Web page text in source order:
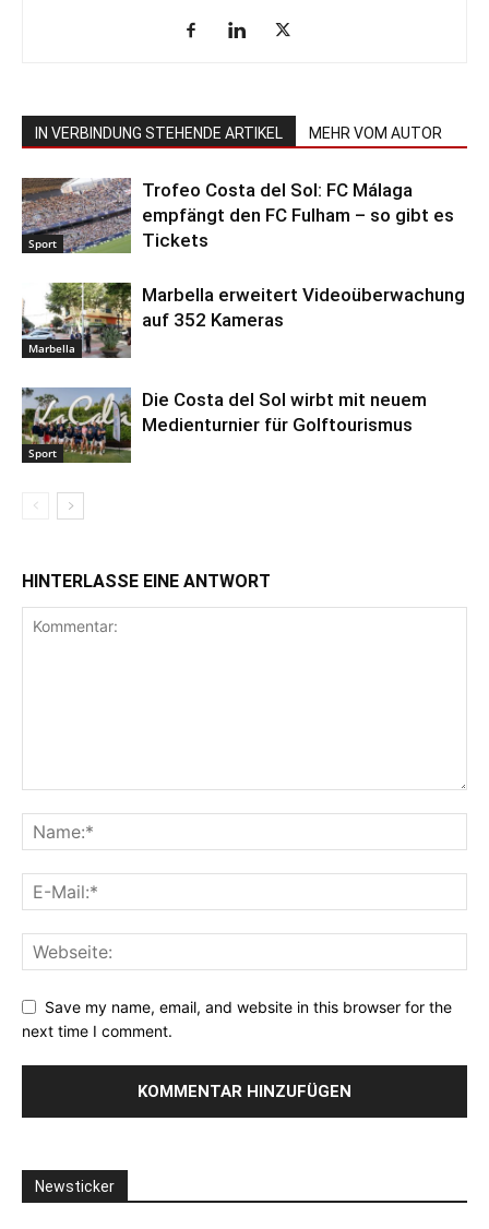
IN VERBINDUNG STEHENDE ARTIKEL MEHR VOM AUTOR
Sport
Trofeo Costa del Sol: FC Málaga
empfängt den FC Fulham – so gibt es
Tickets
Marbella
Marbella erweitert Videoüberwachung
auf 352 Kameras
Sport
Die Costa del Sol wirbt mit neuem
Medienturnier für Golftourismus
HINTERLASSE EINE ANTWORT
Save my name, email, and website in this browser for the
next time I comment.
Newsticker